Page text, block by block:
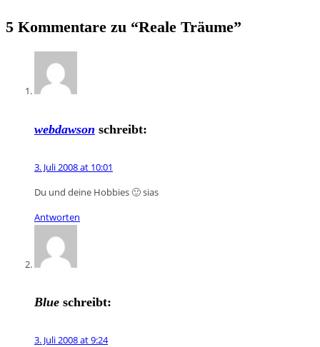
5 Kommentare zu “Reale Träume”
webdawson schreibt:
3. Juli 2008 at 10:01
Du und deine Hobbies 🙂 sias
Antworten
Blue schreibt:
3. Juli 2008 at 9:24